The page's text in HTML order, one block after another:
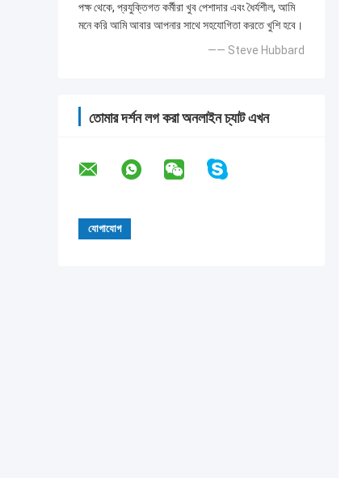
পক্ষ থেকে, প্রযুক্তিগত কর্মীরা খুব পেশাদার এবং ধৈর্যশীল, আমি
মনে করি আমি আবার আপনার সাথে সহযোগিতা করতে খুশি হবে।
—— Steve Hubbard
তোমার দর্শন লগ করা অনলাইন চ্যাট এখন